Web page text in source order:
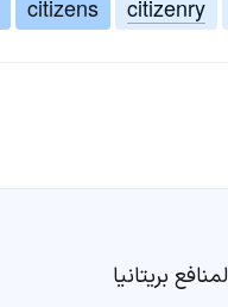
citizens citizenry